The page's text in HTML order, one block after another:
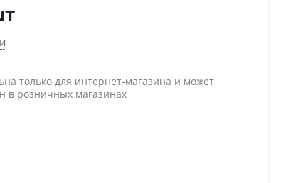
только для интернет-магазина и может
в розничных магазинах